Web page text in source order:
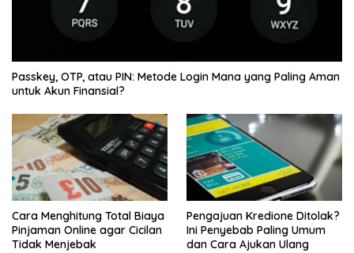
Passkey, OTP, atau PIN: Metode Login Mana yang Paling Aman
untuk Akun Finansial?
Cara Menghitung Total Biaya
Pinjaman Online agar Cicilan
Tidak Menjebak
Pengajuan Kredione Ditolak?
Ini Penyebab Paling Umum
dan Cara Ajukan Ulang